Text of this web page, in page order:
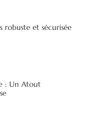
robuste et sécurisée
: Un Atout